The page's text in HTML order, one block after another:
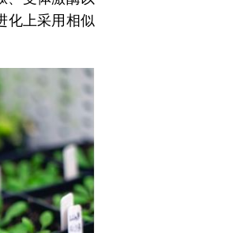
化上采用相似